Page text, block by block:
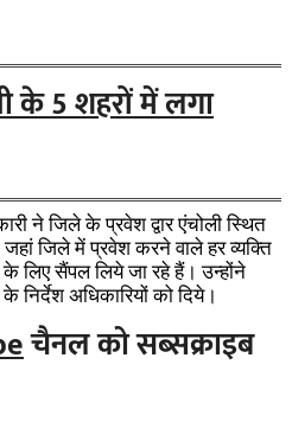
के 5 शहरों में लगा
ने जिले के प्रवेश द्वार एंचोली स्थित
जहां जिले में प्रवेश करने वाले हर व्यक्ति
लिए सैंपल लिये जा रहे हैं। उन्होंने
अधिकारियों को दिये।
चैनल को सब्सक्राइब